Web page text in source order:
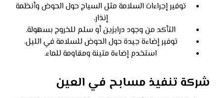
توفير إجراءات السلامة مثل السياج حول الحوض وأنظمة
إنذار.
التأكد من وجود درابزين أو سلم للخروج بسهولة.
توفير إضاءة جيدة حول الحوض للسلامة في الليل.
استخدم إضاءة متينة ومقاومة للماء.
شركة تنفيذ مسابح في العين